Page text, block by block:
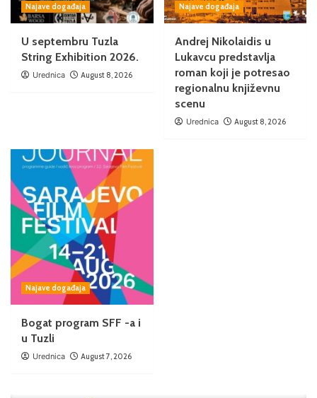
Najave događaja
U septembru Tuzla
String Exhibition 2026.
Urednica August 8, 2026
Najave događaja
Andrej Nikolaidis u
Lukavcu predstavlja
roman koji je potresao
regionalnu književnu
scenu
Urednica August 8, 2026
Najave događaja
Bogat program SFF -a i
u Tuzli
Urednica August 7, 2026